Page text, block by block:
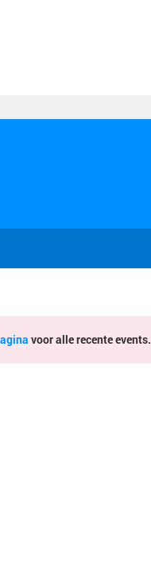
voor alle recente events.